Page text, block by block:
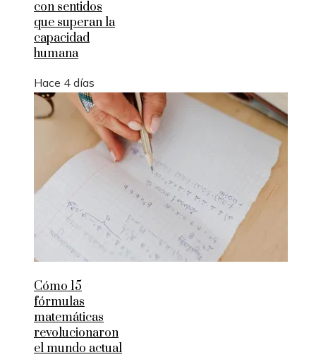
con sentidos
que superan la
capacidad
humana
Hace 4 días
Cómo 15
fórmulas
matemáticas
revolucionaron
el mundo actual